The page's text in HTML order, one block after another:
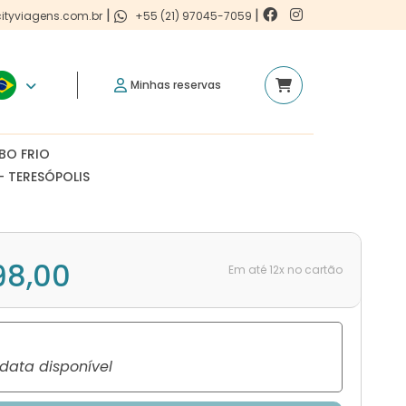
| +55 (21) 97045-7059 |
Minhas reservas
FRIO
Em até 12x no cartão
disponível